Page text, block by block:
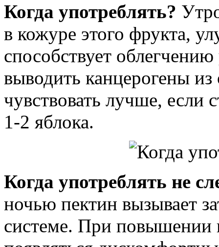
Когда употреблять?
в кожуре этого фрукта,
способствует
выводить канцерогены
чувствовать лучше, если
1-2 яблока.
Когда употреблять не
ночью пектин вызывает
системе. При повышении